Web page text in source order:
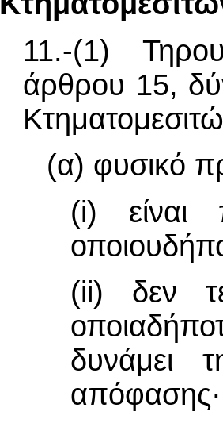
11.-(1)
άρθρου 15,
(α) φυσικό
(i) είναι
(ii) δεν
δυνάμει
απόφασης·